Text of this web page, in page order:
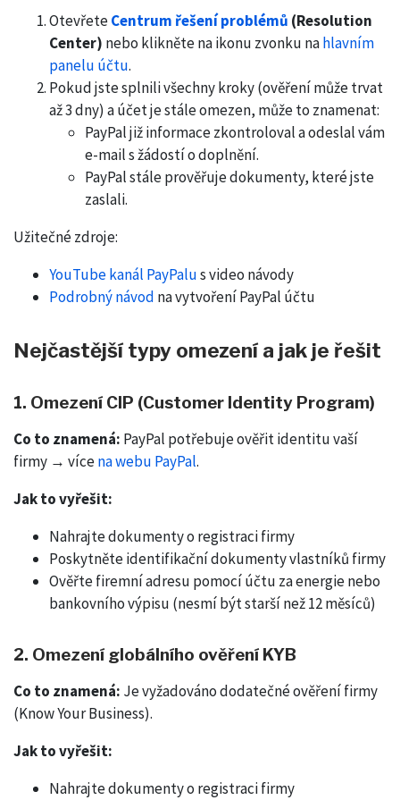
OtevřeteCentrum řešení problémů (Resolution
Center) nebo klikněte na ikonu zvonku nahlavním
panelu účtu.
Pokud jste splnili všechny kroky (ověření může trvat
až 3 dny) a účet je stále omezen, může to znamenat:
PayPal již informace zkontroloval a odeslal vám
e-mail s žádostí o doplnění.
PayPal stále prověřuje dokumenty, které jste
zaslali.
Užitečné zdroje:
YouTube kanál PayPalus video návody
Podrobný návod na vytvoření PayPal účtu
Nejčastější typy omezení a jak je řešit
1. Omezení CIP (Customer Identity Program)
Co to znamená: PayPal potřebuje ověřit identitu vaší
firmy → vícena webu PayPal.
Jak to vyřešit:
Nahrajte dokumenty o registraci firmy
Poskytněte identifikační dokumenty vlastníků firmy
Ověřte firemní adresu pomocí účtu za energie nebo
bankovního výpisu (nesmí být starší než 12 měsíců)
2. Omezení globálního ověření KYB
Co to znamená: Je vyžadováno dodatečné ověření firmy
(Know Your Business).
Jak to vyřešit:
Nahrajte dokumenty o registraci firmy